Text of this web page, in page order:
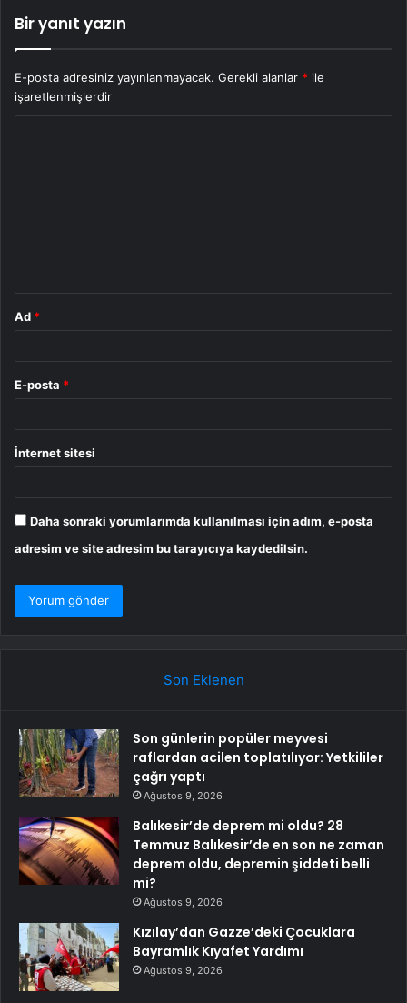
Bir yanıt yazın
E-posta adresiniz yayınlanmayacak. Gerekli alanlar * ile
işaretlenmişlerdir
Ad *
E-posta *
İnternet sitesi
Daha sonraki yorumlarımda kullanılması için adım, e-posta
adresim ve site adresim bu tarayıcıya kaydedilsin.
Son Eklenen
Son günlerin popüler meyvesi
raflardan acilen toplatılıyor: Yetkililer
çağrı yaptı
Ağustos 9, 2026
Balıkesir’de deprem mi oldu? 28
Temmuz Balıkesir’de en son ne zaman
deprem oldu, depremin şiddeti belli
mi?
Ağustos 9, 2026
Kızılay’dan Gazze’deki Çocuklara
Bayramlık Kıyafet Yardımı
Ağustos 9, 2026